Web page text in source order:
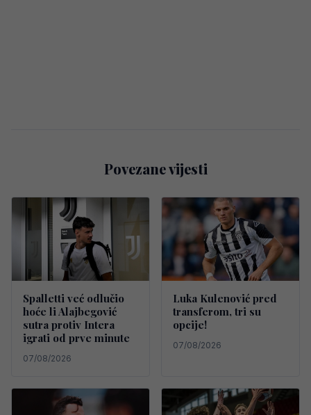
Povezane vijesti
Spalletti već odlučio
hoće li Alajbegović
sutra protiv Intera
igrati od prve minute
07/08/2026
Luka Kulenović pred
transferom, tri su
opcije!
07/08/2026